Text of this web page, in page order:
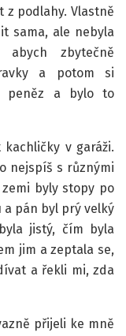
z podlahy. Vlastně
sama, ale nebyla
zbytečně
a potom si
peněz a bylo to
v garáži.
nejspíš s různými
byly stopy po
a pán byl prý velký
jistý, čím byla
jim a zeptala se,
a řekli mi, zda
přijeli ke mně